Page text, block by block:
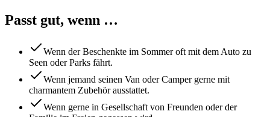
Passt gut, wenn …
Wenn der Beschenkte im Sommer oft mit dem Auto zu
Seen oder Parks fährt.
Wenn jemand seinen Van oder Camper gerne mit
charmantem Zubehör ausstattet.
Wenn gerne in Gesellschaft von Freunden oder der